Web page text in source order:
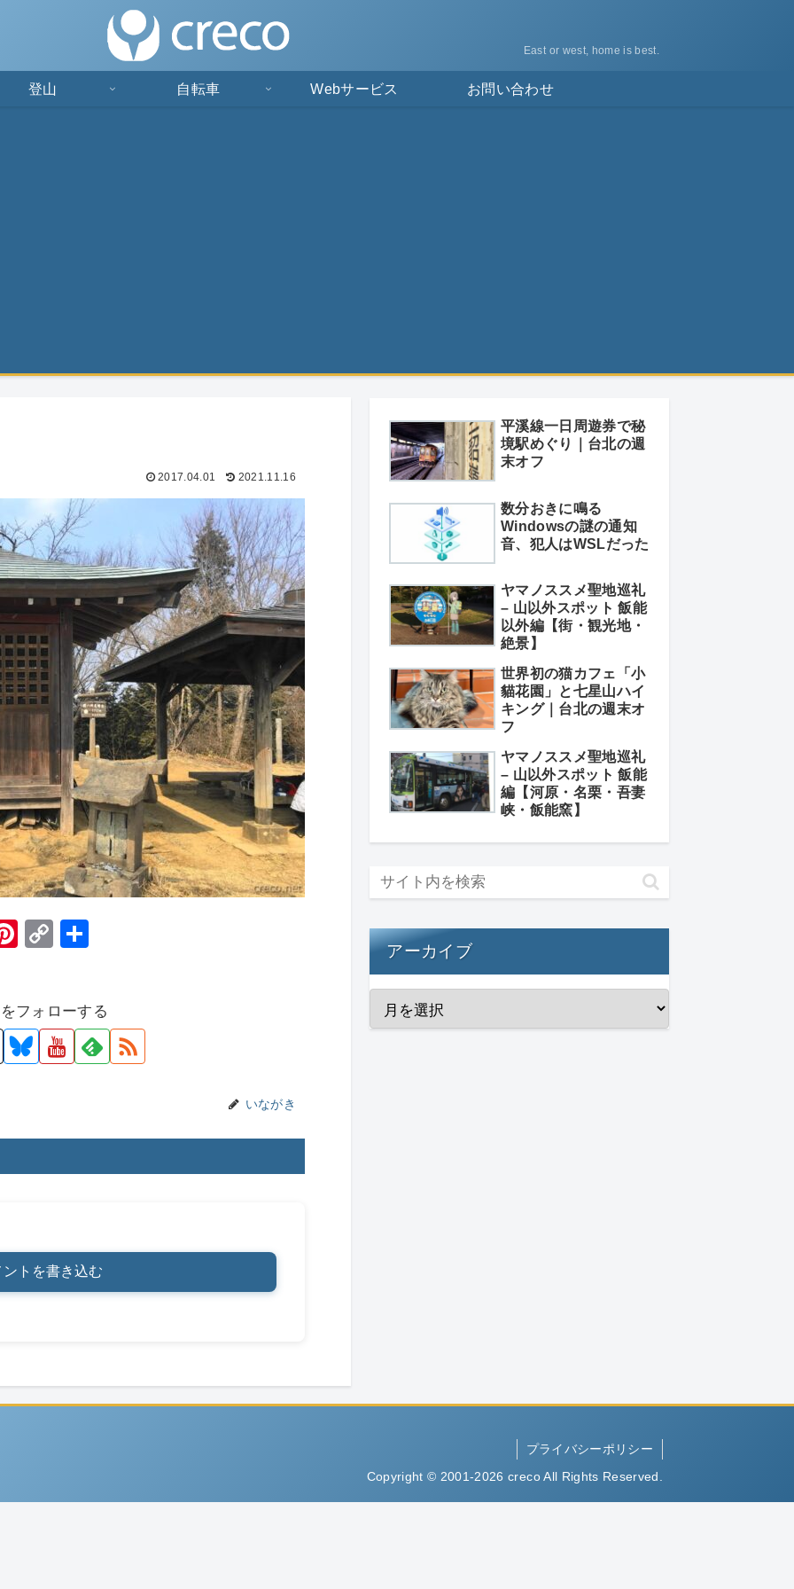
East or west, home is best.
登山 自転車 Webサービス お問い合わせ
2017.04.01 2021.11.16
Pi
e
st
C
y
Li
フォローする
いながき
ントを書き込む
平溪線一日周遊券で秘
境駅めぐり｜台北の週
末オフ
数分おきに鳴る
Windowsの謎の通知
音、犯人はWSLだった
ヤマノススメ聖地巡礼
– 山以外スポット 飯能
以外編【街・観光地・
絶景】
世界初の猫カフェ「小
貓花園」と七星山ハイ
キング｜台北の週末オ
フ
ヤマノススメ聖地巡礼
– 山以外スポット 飯能
編【河原・名栗・吾妻
峡・飯能窯】
アーカイブ
プライバシーポリシー
Copyright © 2001-2026 creco All Rights Reserved.